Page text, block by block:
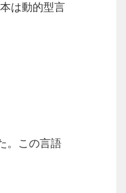
は動的型言
。この言語